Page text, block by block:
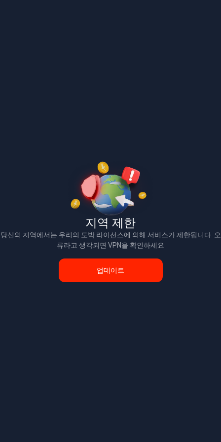
지역 제한
당신의 지역에서는 우리의 도박 라이선스에 의해 서비스가 제한됩니다. 오
류라고 생각되면 VPN을 확인하세요
업데이트